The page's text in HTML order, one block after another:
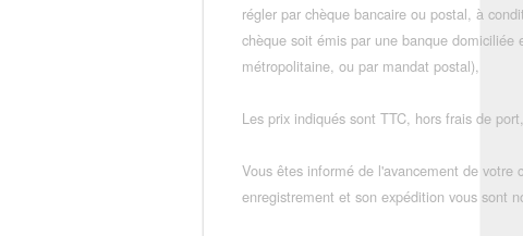
régler par chèque bancaire ou postal, à
chèque soit émis par une banque domiciliée
métropolitaine, ou par mandat postal),
Les prix indiqués sont TTC, hors frais de port,
Vous êtes informé de l'avancement de votre
enregistrement et son expédition vous sont